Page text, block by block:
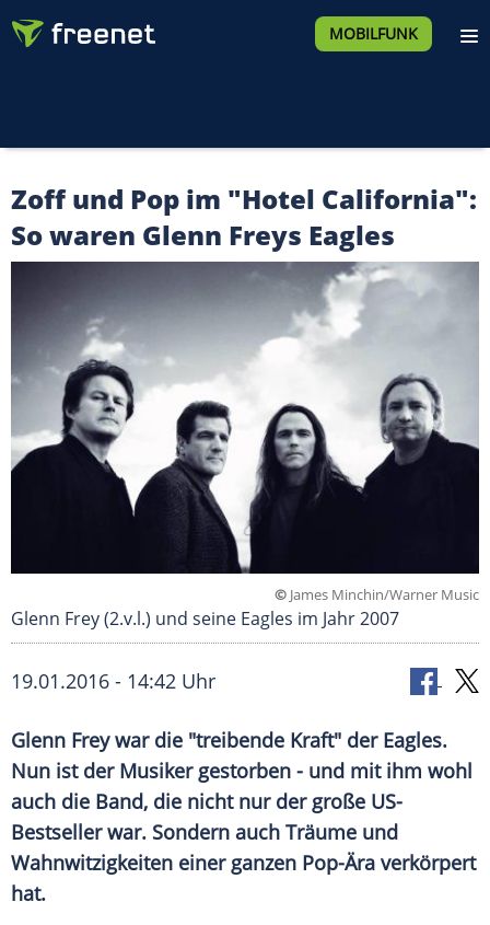
MOBILFUNK
Zoff und Pop im "Hotel California":
So waren Glenn Freys Eagles
© James Minchin/Warner Music
Glenn Frey (2.v.l.) und seine Eagles im Jahr 2007
19.01.2016 - 14:42 Uhr
Glenn Frey war die "treibende Kraft" der Eagles.
Nun ist der Musiker gestorben - und mit ihm wohl
auch die Band, die nicht nur der große US-
Bestseller war. Sondern auch Träume und
Wahnwitzigkeiten einer ganzen Pop-Ära verkörpert
hat.